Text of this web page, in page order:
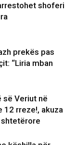
shoferi
prekës pas
“Liria mban
së Veriut në
12 rreze!, akuza